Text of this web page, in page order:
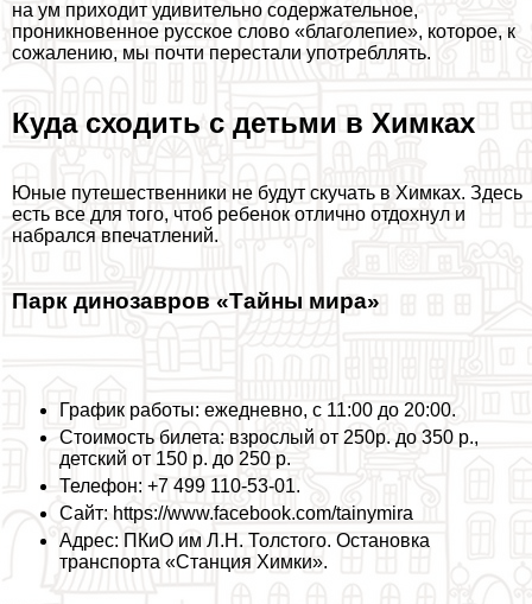
на ум приходит удивительно содержательное,
проникновенное русское слово «благолепие», которое, к
сожалению, мы почти перестали употрeбллять.
Куда сходить с детьми в Химках
Юные путешественники не будут скучать в Химках. Здесь
есть все для того, чтоб ребенок отлично отдохнул и
набрался впечатлений.
Парк динозавров «Тайны мира»
График работы: ежедневно, с 11:00 до 20:00.
Стоимость билета: взрослый от 250р. до 350 р.,
детский от 150 р. до 250 р.
Телефон: +7 499 110-53-01.
Сайт: https://www.facebook.com/tainymira
Адрес: ПКиО им Л.Н. Толстого. Остановка
трaнcпорта «Станция Химки».